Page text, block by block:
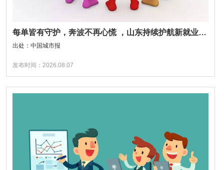
每单皆有守护，奔波不再心慌 ，山东持续护航新就业形态人员权益保障
出处：中国城市报
发布时间：2026.08.07